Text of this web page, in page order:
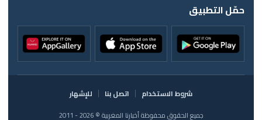
حمّل التطبيق
شروط الاستخدام اتصل بنا
للإشهار
جميع الحقوق محفوظة أخبارنا المغربية © 2026 - 2011